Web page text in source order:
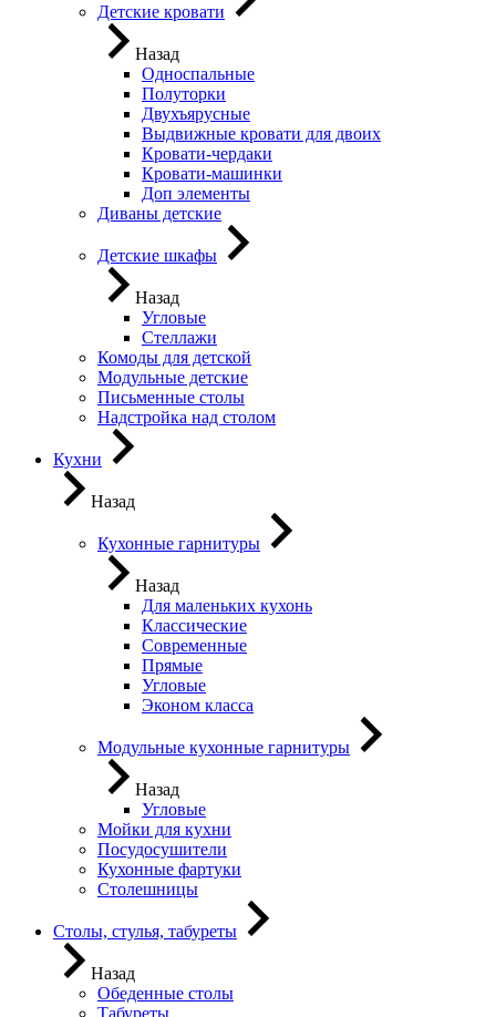
Детские кровати
Назад
Односпальные
Полуторки
Двухъярусные
Выдвижные кровати для двоих
Кровати-чердаки
Кровати-машинки
Доп элементы
Диваны детские
Детские шкафы
Назад
Угловые
Стеллажи
Комоды для детской
Модульные детские
Письменные столы
Надстройка над столом
Кухни
Назад
Кухонные гарнитуры
Назад
Для маленьких кухонь
Классические
Современные
Прямые
Угловые
Эконом класса
Модульные кухонные гарнитуры
Назад
Угловые
Мойки для кухни
Посудосушители
Кухонные фартуки
Столешницы
Столы, стулья, табуреты
Назад
Обеденные столы
Табуреты